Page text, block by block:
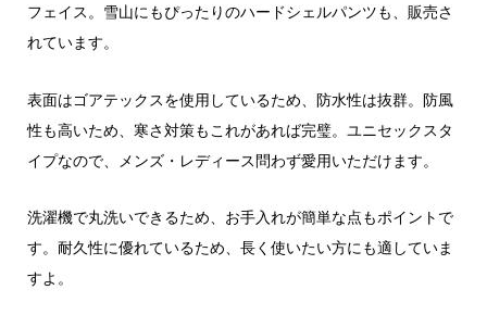
フェイス。雪山にもぴったりのハードシェルパンツも、販売さ
れています。
表面はゴアテックスを使用しているため、防水性は抜群。防風
性も高いため、寒さ対策もこれがあれば完璧。ユニセックスタ
イプなので、メンズ・レディース問わず愛用いただけます。
洗濯機で丸洗いできるため、お手入れが簡単な点もポイントで
す。耐久性に優れているため、長く使いたい方にも適していま
すよ。